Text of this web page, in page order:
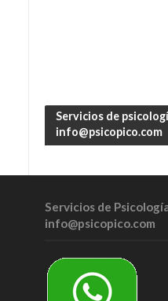
Servicios de
info@psicopico.com
Servicios de
info@psicopico.com